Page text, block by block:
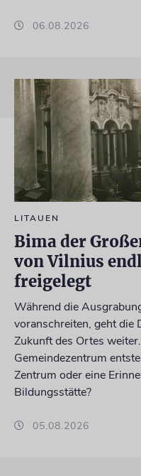
06.08.2026
LITAUEN
Bima der
von Vilnius
freigelegt
Während die
voranschreiten, geht die
Zukunft des Ortes
Gemeindezentrum
Zentrum oder eine
Bildungsstätte?
05.08.2026